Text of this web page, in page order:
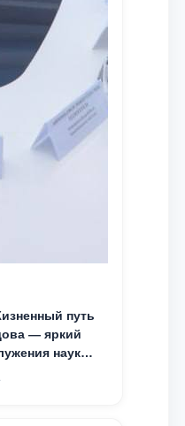
путь
— яркий
науке,